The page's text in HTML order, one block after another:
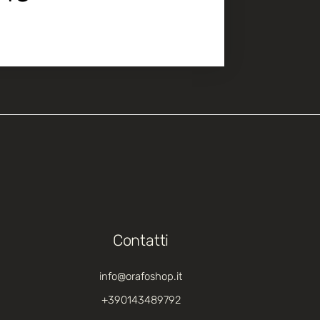
Contatti
info@orafoshop.it
+390143489792